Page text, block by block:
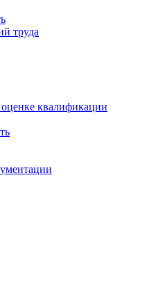
труда
квалификации